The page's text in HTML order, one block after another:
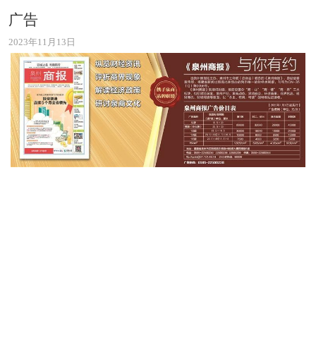
广告
2023年11月13日